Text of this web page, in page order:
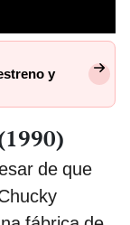
y
de que